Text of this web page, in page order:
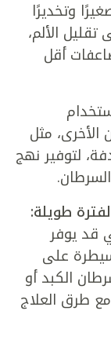
وتخديرًا
الألم،
أقل
مثل
لتوفير نهج
طويلة:
قد يوفر
على
الكبد أو
طرق العلاج